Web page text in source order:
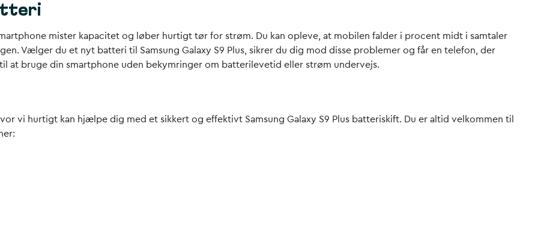
mister kapacitet og løber hurtigt tør for strøm. Du kan opleve, at mobilen falder i procent midt i samtaler
Vælger du et nyt batteri til Samsung Galaxy S9 Plus, sikrer du dig mod disse problemer og får en telefon, der
at bruge din smartphone uden bekymringer om batterilevetid eller strøm undervejs.
vi hurtigt kan hjælpe dig med et sikkert og effektivt Samsung Galaxy S9 Plus batteriskift. Du er altid velkommen til